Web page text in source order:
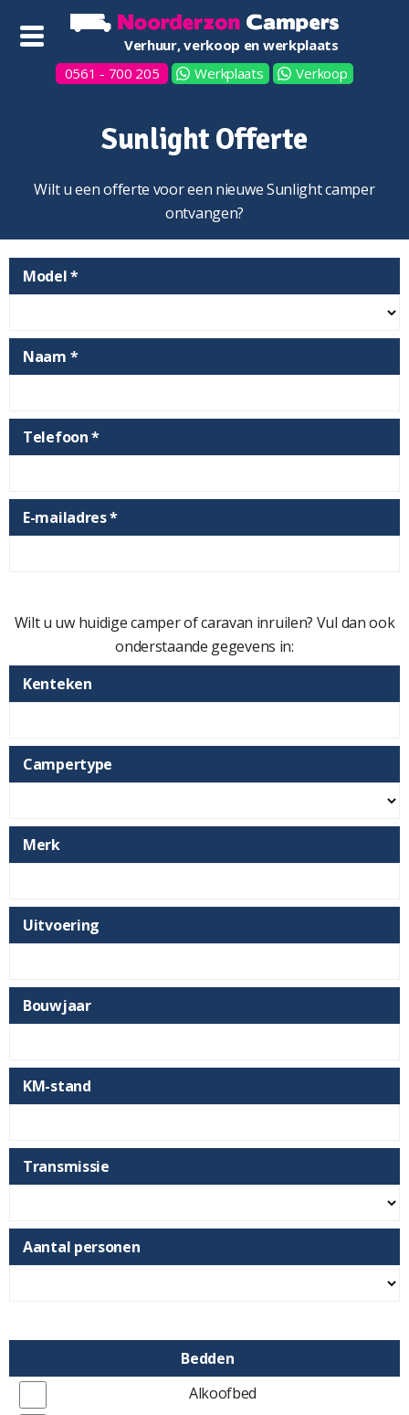
Verhuur, verkoop en werkplaats
0561 - 700 205
Werkplaats Verkoop
Sunlight Offerte
Wilt u een offerte voor een nieuwe Sunlight camper
ontvangen?
Model *
Naam *
Telefoon *
E-mailadres *
Wilt u uw huidige camper of caravan inruilen? Vul dan ook
onderstaande gegevens in:
Kenteken
Campertype
Merk
Uitvoering
Bouwjaar
KM-stand
Transmissie
Aantal personen
Bedden
Alkoofbed